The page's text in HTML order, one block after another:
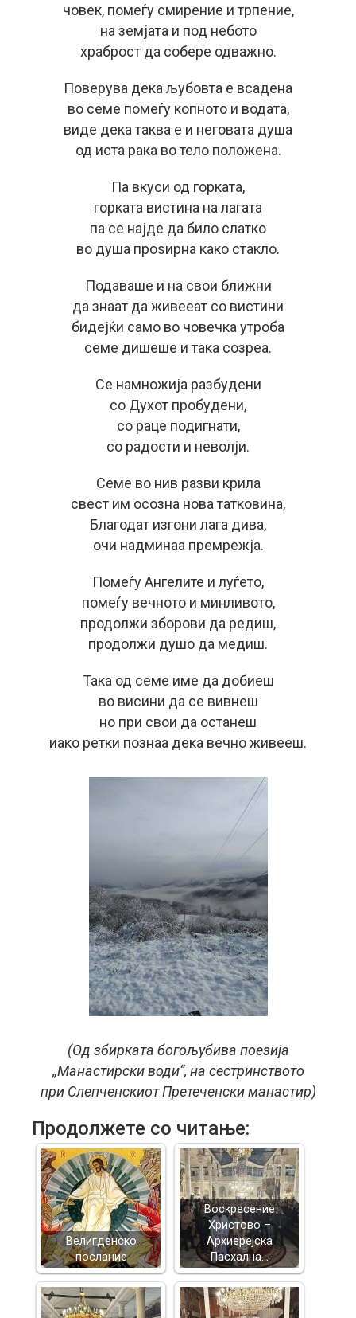
човек, помеѓу смирение и трпение,
на земјата и под небото
храброст да собере одважно.
Поверува дека љубовта е всадена
во семе помеѓу копното и водата,
виде дека таква е и неговата душа
од иста рака во тело положена.
Па вкуси од горката,
горката вистина на лагата
па се најде да било слатко
во душа проѕирна како стакло.
Подаваше и на свои ближни
да знаат да живееат со вистини
бидејќи само во човечка утроба
семе дишеше и така созреа.
Се намножија разбудени
со Духот пробудени,
со раце подигнати,
со радости и неволји.
Семе во нив разви крила
свест им осозна нова татковина,
Благодат изгони лага дива,
очи надминаа премрежја.
Помеѓу Ангелите и луѓето,
помеѓу вечното и минливото,
продолжи зборови да редиш,
продолжи душо да медиш.
Така од семе име да добиеш
во висини да се вивнеш
но при свои да останеш
иако ретки познаа дека вечно живееш.
(Од збирката богољубива поезија
„Манастирски води“, на сестринството
при Слепченскиот Претеченски манастир)
Продолжете со читање:
Велигденско
послание
Воскресение
Христово –
Архиерејска
Пасхална…